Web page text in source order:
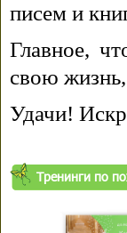
писем и
Главное,
свою
Удачи!
Тренинги по